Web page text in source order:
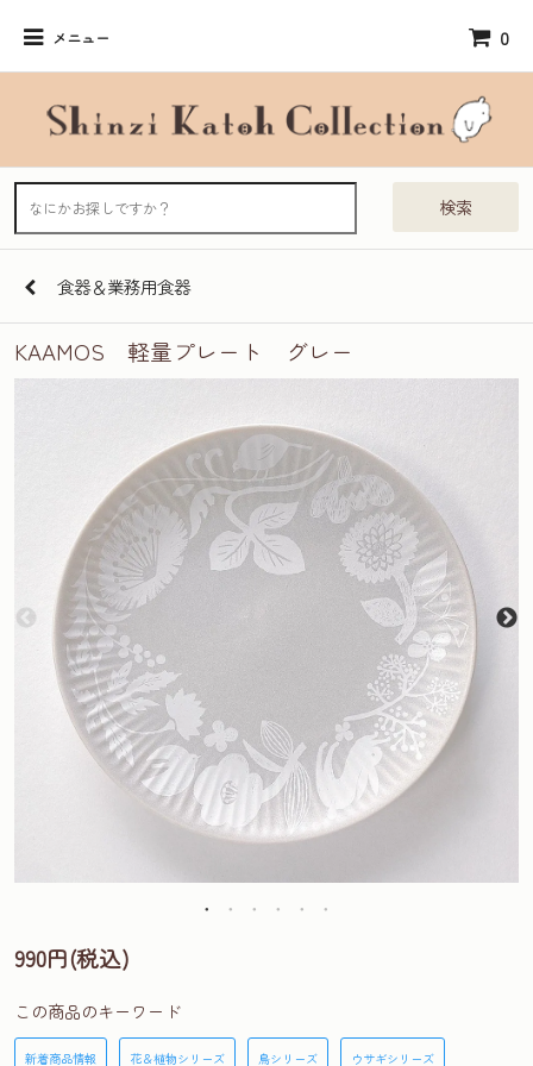
メニュー 0
検索
食器＆業務用食器
KAAMOS 軽量プレート グレー
990円(税込)
この商品のキーワード
新着商品情報 花＆植物シリーズ 鳥シリーズ ウサギシリーズ